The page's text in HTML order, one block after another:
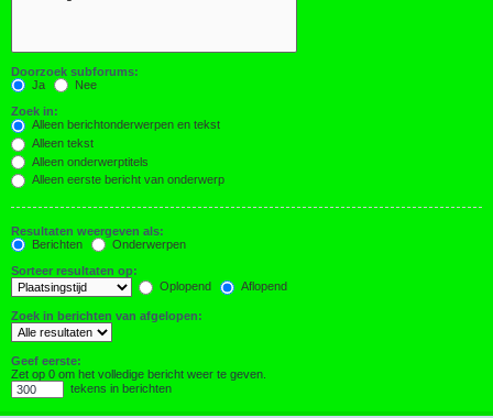
Doorzoek subforums:
Ja
Nee
Zoek in:
Alleen berichtonderwerpen en tekst
Alleen tekst
Alleen onderwerptitels
Alleen eerste bericht van onderwerp
Resultaten weergeven als:
Berichten
Onderwerpen
Sorteer resultaten op:
Oplopend
Aflopend
Zoek in berichten van afgelopen:
Geef eerste:
Zet op 0 om het volledige bericht weer te geven.
tekens in berichten